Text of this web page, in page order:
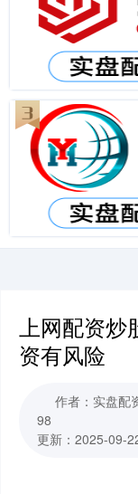
上网配资炒
资有风险
作者：实盘配
98
更新：2025-09-